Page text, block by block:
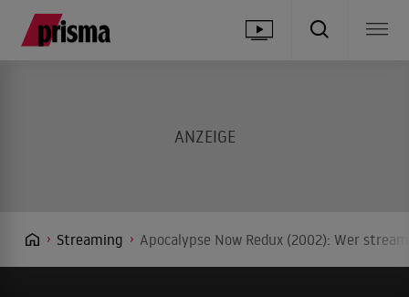
Streaming Apocalypse Now Redux (2002): Wer